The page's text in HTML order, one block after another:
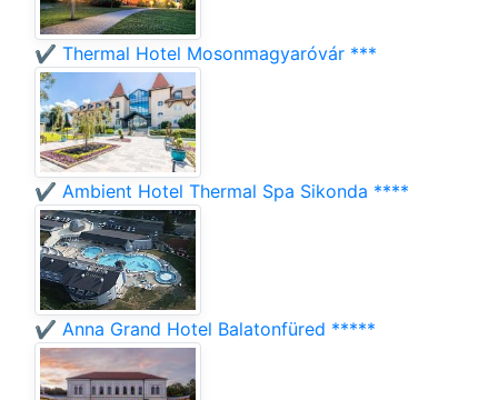
✔️ Thermal Hotel Mosonmagyaróvár ***
✔️ Ambient Hotel Thermal Spa Sikonda ****
✔️ Anna Grand Hotel Balatonfüred *****